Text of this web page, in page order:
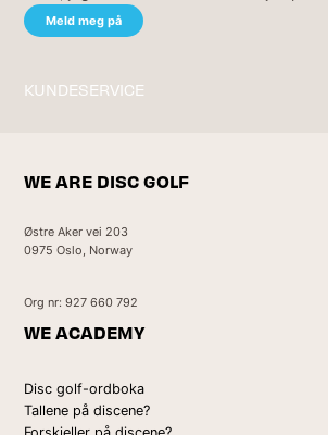
KUNDESERVICE
WE ARE DISC GOLF
Østre Aker vei 203
0975 Oslo, Norway
Org nr: 927 660 792
WE ACADEMY
Disc golf-ordboka
Tallene på discene?